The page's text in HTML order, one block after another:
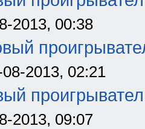
2013, 00:38
2013, 02:21
2013, 09:07